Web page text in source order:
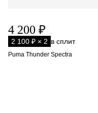
4 200 ₽
2 100 ₽ × 2 в сплит
Puma Thunder Spectra